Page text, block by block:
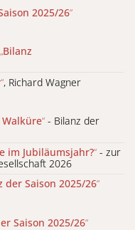
2025/26“
„Bilanz
“, Richard Wagner
Walküre“ - Bilanz der
im Jubiläumsjahr?“ - zur
2026
der Saison 2025/26“
Saison 2025/26“